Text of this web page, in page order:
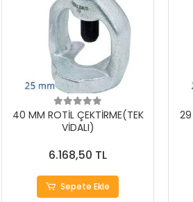
40 MM ROTİL ÇEKTİRME(TEK
VİDALI)
6.168,50 TL
Sepete Ekle
29